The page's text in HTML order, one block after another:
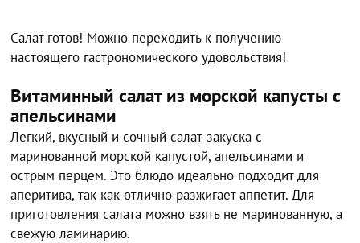
Салат готов! Можно переходить к получению
настоящего гастрономического удовольствия!
Витаминный салат из морской капусты с
апельсинами
Легкий, вкусный и сочный салат-закуска с
маринованной морской капустой, апельсинами и
острым перцем. Это блюдо идеально подходит для
аперитива, так как отлично разжигает аппетит. Для
приготовления салата можно взять не маринованную, а
свежую ламинарию.